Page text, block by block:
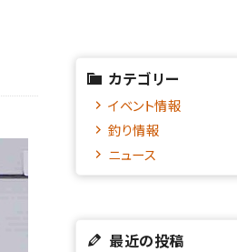
カテゴリー
イベント情報
釣り情報
ニュース
最近の投稿